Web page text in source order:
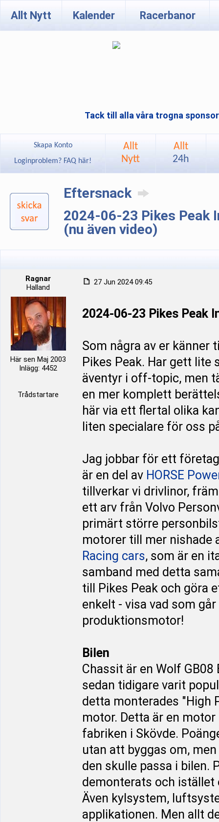
Allt Nytt Kalender Racerbanor
Tack till alla våra trogna
Skapa Konto
Loginproblem? FAQ här!
Allt
Nytt
Allt
24h
Eftersnack
2024-06-23 Pikes Peak
(nu även video)
Ragnar
Halland
Här sen Maj 2003
Inlägg: 4452
Trådstartare
27 Jun 2024 09:45
2024-06-23 Pikes Peak
Som några av er känner
Pikes Peak. Har gett lite
äventyr i off-topic, men
en mer komplett
här via ett flertal olika
liten specialare för oss
Jag jobbar för ett
är en del av HORSE
tillverkar vi drivlinor,
ett arv från Volvo
primärt större
motorer till mer nishade
Racing cars, som är en
samband med detta
till Pikes Peak och göra
enkelt - visa vad som
produktionsmotor!
Bilen
Chassit är en Wolf
sedan tidigare varit
detta monterades "High
motor. Detta är en
fabriken i Skövde.
utan att byggas om,
den skulle passa i bilen.
demonterats och
Även kylsystem,
applikationen. Men allt